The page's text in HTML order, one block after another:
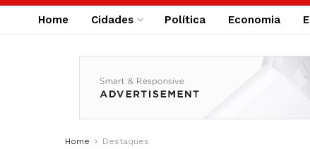
Home Cidades Política Economia
Home Destaques